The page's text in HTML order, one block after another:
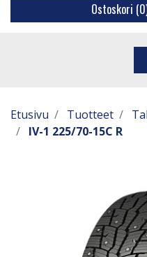
Ostoskori (0
Etusivu Tuotteet
IV-1 225/70-15C R